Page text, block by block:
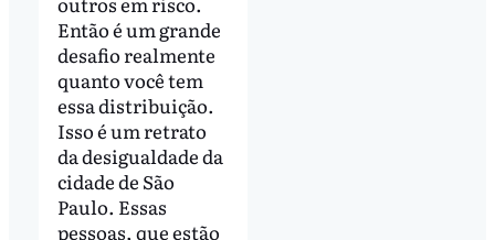
Então é um grande
desafio realmente
quanto você tem
essa distribuição.
Isso é um retrato
da desigualdade da
cidade de São
Paulo. Essas
pessoas, que estão